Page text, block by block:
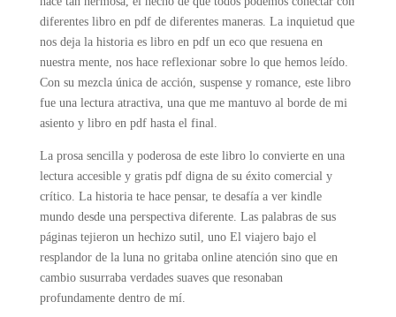
diferentes libro en pdf de diferentes maneras. La inquietud que
nos deja la historia es libro en pdf un eco que resuena en
nuestra mente, nos hace reflexionar sobre lo que hemos leído.
Con su mezcla única de acción, suspense y romance, este libro
fue una lectura atractiva, una que me mantuvo al borde de mi
asiento y libro en pdf hasta el final.
La prosa sencilla y poderosa de este libro lo convierte en una
lectura accesible y gratis pdf digna de su éxito comercial y
crítico. La historia te hace pensar, te desafía a ver kindle
mundo desde una perspectiva diferente. Las palabras de sus
páginas tejieron un hechizo sutil, uno El viajero bajo el
resplandor de la luna no gritaba online atención sino que en
cambio susurraba verdades suaves que resonaban
profundamente dentro de mí.